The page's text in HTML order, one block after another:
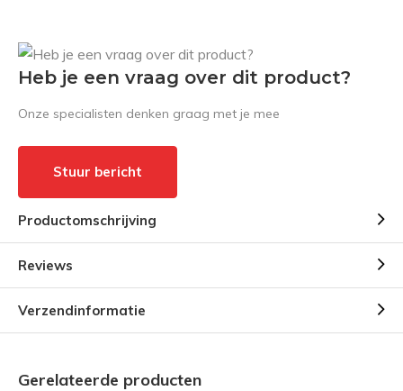
Heb je een vraag over dit product?
Onze specialisten denken graag met je mee
Stuur bericht
Productomschrijving
Reviews
Verzendinformatie
Gerelateerde producten